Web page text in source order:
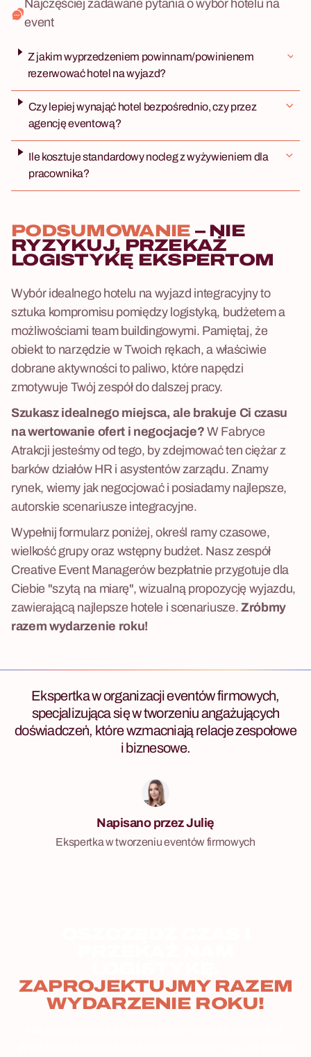
Najczęściej zadawane pytania o wybór hotelu na
event
Z jakim wyprzedzeniem powinnam/powinienem
rezerwować hotel na wyjazd?
Czy lepiej wynająć hotel bezpośrednio, czy przez
agencję eventową?
Ile kosztuje standardowy nocleg z wyżywieniem dla
pracownika?
PODSUMOWANIE – NIE
RYZYKUJ, PRZEKAŻ
LOGISTYKĘ EKSPERTOM
Wybór idealnego hotelu na wyjazd integracyjny to
sztuka kompromisu pomiędzy logistyką, budżetem a
możliwościami team buildingowymi. Pamiętaj, że
obiekt to narzędzie w Twoich rękach, a właściwie
dobrane aktywności to paliwo, które napędzi
zmotywuje Twój zespół do dalszej pracy.
Szukasz idealnego miejsca, ale brakuje Ci czasu
na wertowanie ofert i negocjacje? W Fabryce
Atrakcji jesteśmy od tego, by zdejmować ten ciężar z
barków działów HR i asystentów zarządu. Znamy
rynek, wiemy jak negocjować i posiadamy najlepsze,
autorskie scenariusze integracyjne.
Wypełnij formularz poniżej, określ ramy czasowe,
wielkość grupy oraz wstępny budżet. Nasz zespół
Creative Event Managerów bezpłatnie przygotuje dla
Ciebie "szytą na miarę", wizualną propozycję wyjazdu,
zawierającą najlepsze hotele i scenariusze. Zróbmy
razem wydarzenie roku!
Ekspertka w organizacji eventów firmowych,
specjalizująca się w tworzeniu angażujących
doświadczeń, które wzmacniają relacje zespołowe
i biznesowe.
Napisano przez Julię
Ekspertka w tworzeniu eventów firmowych
ZAPROJEKTUJMY RAZEM
WYDARZENIE ROKU!